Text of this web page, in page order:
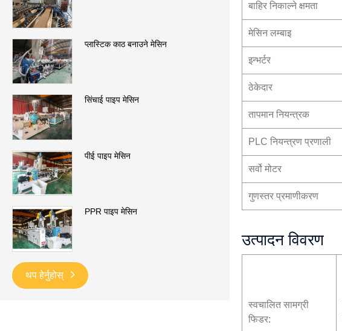
प्लास्टिक काठ बनाउने मेसिन
सिंचाई पाइप मेसिन
पीई पाइप मेसिन
PPR पाइप मेसिन
थप हेर्नुहोस्
बाहिर निकाल्ने क्षमता
मेसिन लम्बाइ
इन्भर्टर
ठेकेदार
तापमान नियन्त्रक
PLC नियन्त्रण प्रणाली
सर्वो मोटर
गुणस्तर प्रमाणीकरण
उत्पादन विवरण
स्वचालित सामग्री
फिडर: